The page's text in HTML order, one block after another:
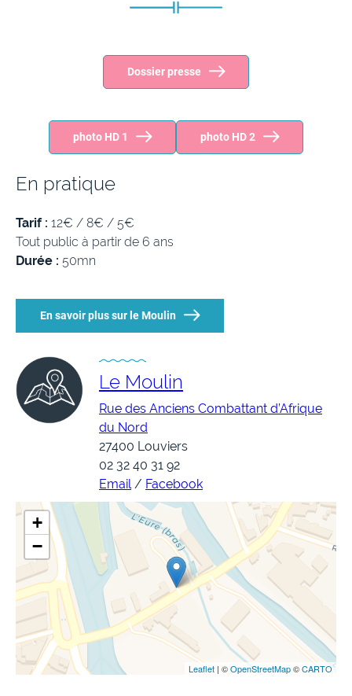
Dossier presse
photo HD 1 photo HD 2
En pratique
Tarif : 12€ / 8€ / 5€
Tout public à partir de 6 ans
Durée : 50mn
En savoir plus sur le Moulin
Le Moulin
Rue des Anciens Combattant d’Afrique
du Nord
27400 Louviers
02 32 40 31 92
Email / Facebook
+
−
Leaflet | ©OpenStreetMap©CARTO